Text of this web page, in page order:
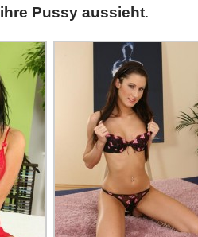
ihre Pussy aussieht.